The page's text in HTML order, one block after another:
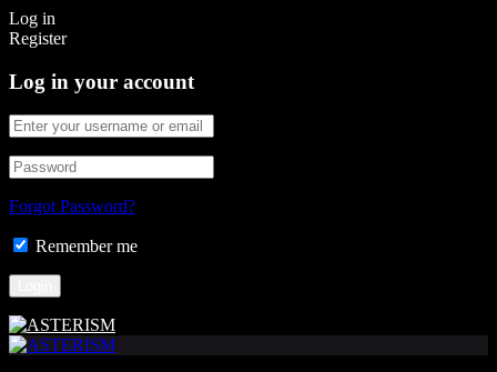
Log in
Register
Log in your account
Forgot Password?
Remember me